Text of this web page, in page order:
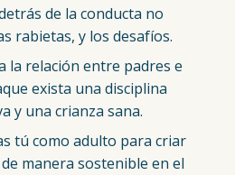
de la conducta no
rabietas, y los desafíos.
la relación entre padres e
exista una disciplina
y una crianza sana.
tú como adulto para criar
manera sostenible en el